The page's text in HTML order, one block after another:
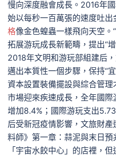
慢向深度融會成長。2016年
始以每秒一百萬張的速度吐
格像金色蝗蟲一樣飛向天空。
拓展游玩成長新範疇，提出“
2018年文明和游玩部組建后
邁出本質性一個步驟，保持“
資本設置裝備擺設與綜合管
市場迎來疾速成長，全年國
增加8.4%；國際游玩支出
后受新冠疫情影響，文旅財
料師》第一章：蒜泥與末日
「宇宙水餃中心」的店裡，